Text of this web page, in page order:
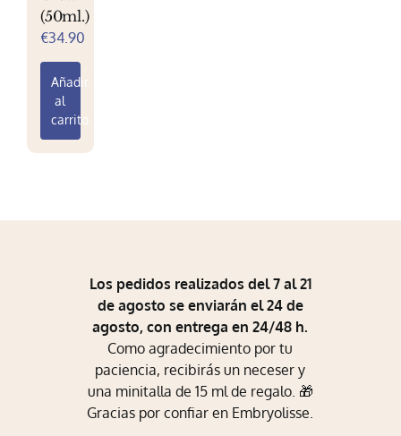
página
de
producto
(50ml.)
€34.90
Añadir
al
carrito
Los pedidos realizados del 7 al 21
de agosto se enviarán el 24 de
agosto, con entrega en 24/48 h.
Como agradecimiento por tu
paciencia, recibirás un neceser y
una minitalla de 15 ml de regalo. 🎁
Gracias por confiar en Embryolisse.